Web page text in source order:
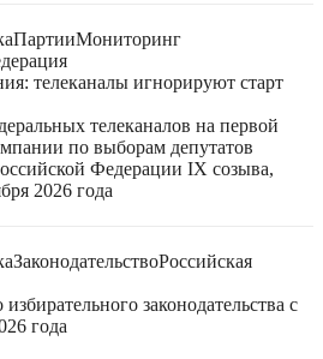
ПартииМониторинг
телеканалы игнорируют старт
телеканалов на первой
по выборам депутатов
Федерации IX созыва,
2026 года
ЗаконодательствоРоссийская
законодательства с
года